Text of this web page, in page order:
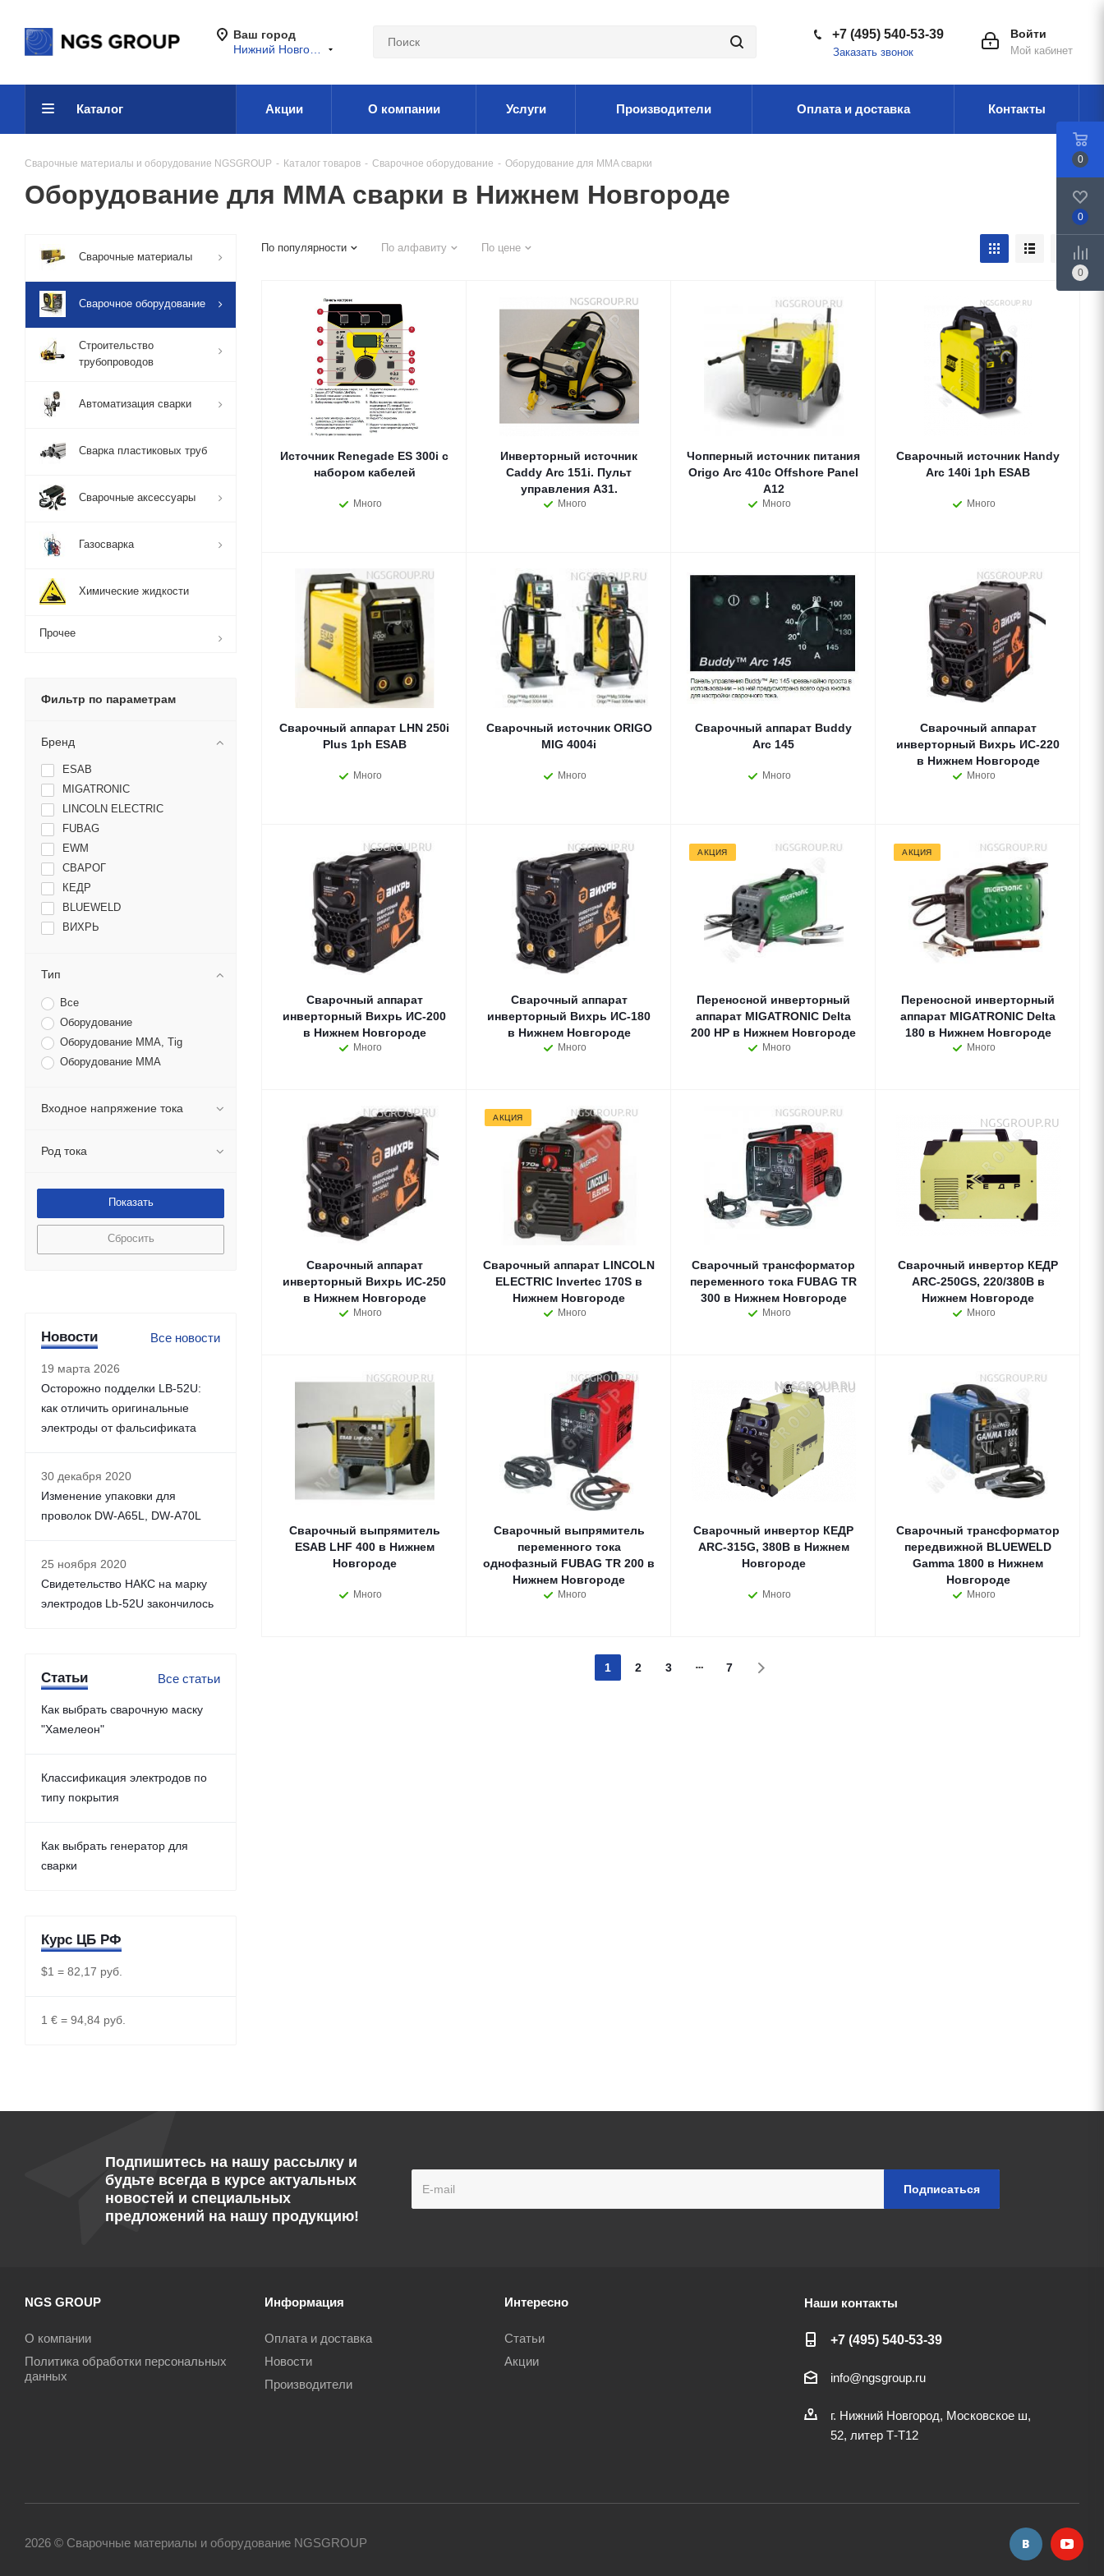
Ваш город
Войти
Мой кабинет
+7 (495) 540-53-39
Заказать звонок
Каталог Акции О компании Услуги Производители Оплата и доставка Контакты
Сварочные материалы и оборудование NGSGROUP - Каталог товаров - Сварочное оборудование - Оборудование для MMA сварки
Оборудование для MMA сварки в Нижнем Новгороде
По популярности По алфавиту По цене
Источник Renegade ES 300i с
набором кабелей
Много
Инверторный источник
Caddy Arc 151i. Пульт
управления A31.
Много
Чопперный источник питания
Origo Arc 410c Offshore Panel
A12
Много
Сварочный источник Handy
Arc 140i 1ph ESAB
Много
Сварочный аппарат LHN 250i
Plus 1ph ESAB
Много
Сварочный источник ORIGO
MIG 4004i
Много
Cварочный аппарат Buddy
Arc 145
Много
Сварочный аппарат
инверторный Вихрь ИС-220
в Нижнем Новгороде
Много
Сварочный аппарат
инверторный Вихрь ИС-200
в Нижнем Новгороде
Много
Сварочный аппарат
инверторный Вихрь ИС-180
в Нижнем Новгороде
Много
АКЦИЯ
Переносной инверторный
аппарат MIGATRONIC Delta
200 HP в Нижнем Новгороде
Много
АКЦИЯ
Переносной инверторный
аппарат MIGATRONIC Delta
180 в Нижнем Новгороде
Много
Сварочный аппарат
инверторный Вихрь ИС-250
в Нижнем Новгороде
Много
АКЦИЯ
Сварочный аппарат LINCOLN
ELECTRIC Invertec 170S в
Нижнем Новгороде
Много
Сварочный трансформатор
переменного тока FUBAG TR
300 в Нижнем Новгороде
Много
Сварочный инвертор КЕДР
ARC-250GS, 220/380В в
Нижнем Новгороде
Много
Сварочный выпрямитель
ESAB LHF 400 в Нижнем
Новгороде
Много
Сварочный выпрямитель
переменного тока
однофазный FUBAG TR 200 в
Нижнем Новгороде
Много
Сварочный инвертор КЕДР
ARC-315G, 380В в Нижнем
Новгороде
Много
Сварочный трансформатор
передвижной BLUEWELD
Gamma 1800 в Нижнем
Новгороде
Много
1 2 3 7
Сварочные материалы
Сварочное оборудование
Строительство
трубопроводов
Автоматизация сварки
Сварка пластиковых труб
Сварочные аксессуары
Газосварка
Химические жидкости
Прочее
Фильтр по параметрам
Бренд
ESAB
MIGATRONIC
LINCOLN ELECTRIC
FUBAG
EWM
СВАРОГ
КЕДР
BLUEWELD
ВИХРЬ
Тип
Все
Оборудование
Оборудование MMA, Tig
Оборудование ММА
Входное напряжение тока
Род тока
Сбросить
Новости Все новости
19 марта 2026
Осторожно подделки LB-52U:
как отличить оригинальные
электроды от фальсификата
30 декабря 2020
Изменение упаковки для
проволок DW-A65L, DW-A70L
25 ноября 2020
Свидетельство НАКС на марку
электродов Lb-52U закончилось
Статьи Все статьи
Как выбрать сварочную маску
"Хамелеон"
Классификация электродов по
типу покрытия
Как выбрать генератор для
сварки
Курс ЦБ РФ
$1 = 82,17 руб.
1 € = 94,84 руб.
Подпишитесь на нашу рассылку и
будьте всегда в курсе актуальных
новостей и специальных
предложений на нашу продукцию!
NGS GROUP
О компании
Политика обработки персональных
данных
Информация
Оплата и доставка
Новости
Производители
Интересно
Статьи
Акции
Наши контакты
+7 (495) 540-53-39
info@ngsgroup.ru
г. Нижний Новгород, Московское ш,
52, литер Т-Т12
2026 © Сварочные материалы и оборудование NGSGROUP
0
0
0